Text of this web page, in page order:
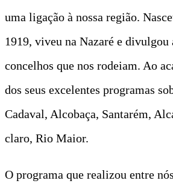
uma ligação à nossa região.
1919, viveu na Nazaré e divulgou
concelhos que nos rodeiam. Ao
dos seus excelentes programas
Cadaval, Alcobaça, Santarém,
claro, Rio Maior.
O programa que realizou entre